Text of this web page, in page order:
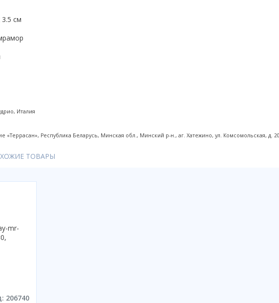
см
Италия
«Террасан», Республика Беларусь, Минская обл., Минский р-н., аг. Хатежино, ул. Комсомольская, д.
ТОВАРЫ
206740